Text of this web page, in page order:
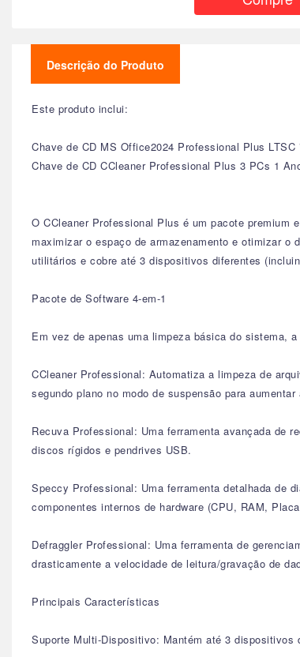
Descrição do Produto
Este produto inclui:
Chave de CD MS Office2024 Professional Plus LTSC
Chave de CD CCleaner Professional Plus 3 PCs 1
O CCleaner Professional Plus é um pacote premium
maximizar o espaço de armazenamento e otimizar
utilitários e cobre até 3 dispositivos diferentes
Pacote de Software 4-em-1
Em vez de apenas uma limpeza básica do sistema,
CCleaner Professional: Automatiza a limpeza de
segundo plano no modo de suspensão para
Recuva Professional: Uma ferramenta avançada de
discos rígidos e pendrives USB.
Speccy Professional: Uma ferramenta detalhada de
componentes internos de hardware (CPU, RAM,
Defraggler Professional: Uma ferramenta de
drasticamente a velocidade de leitura/gravação de
Principais Características
Suporte Multi-Dispositivo: Mantém até 3